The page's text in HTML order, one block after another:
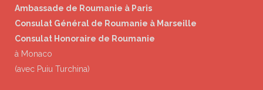
Ambassade de Roumanie à Paris
Consulat Général de Roumanie à Marseille
Consulat Honoraire de Roumanie
à Monaco
(avec Puiu Turchina)